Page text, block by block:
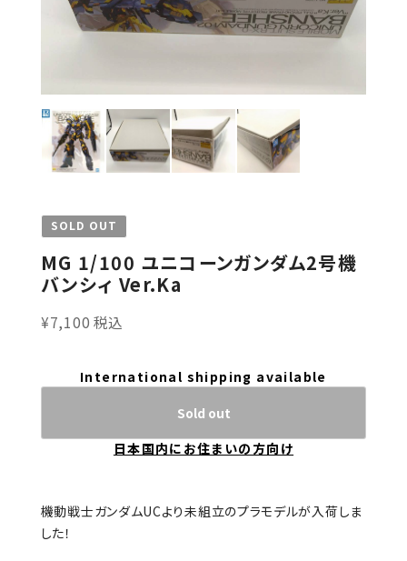
SOLD OUT
MG 1/100 ユニコーンガンダム2号機
バンシィ Ver.Ka
¥7,100 税込
International shipping available
Sold out
日本国内にお住まいの方向け
機動戦士ガンダムUCより未組立のプラモデルが入荷しま
した！